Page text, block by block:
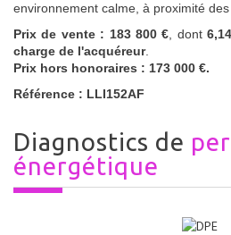
environnement calme, à proximité des
Prix de vente : 183 800 € , dont
charge de l'acquéreur.
Prix hors honoraires : 173 000 €.
Référence : LLI152AF
diagnostics de
énergétique